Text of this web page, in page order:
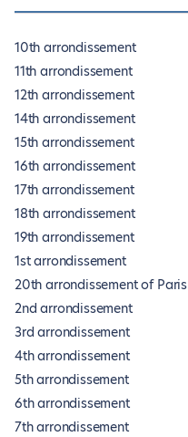
10th arrondissement
11th arrondissement
12th arrondissement
14th arrondissement
15th arrondissement
16th arrondissement
17th arrondissement
18th arrondissement
19th arrondissement
1st arrondissement
20th arrondissement of Paris
2nd arrondissement
3rd arrondissement
4th arrondissement
5th arrondissement
6th arrondissement
7th arrondissement